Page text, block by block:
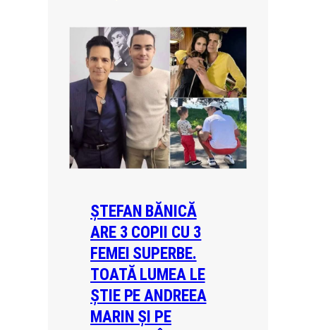
ȘTEFAN BĂNICĂ
ARE 3 COPII CU 3
FEMEI SUPERBE.
TOATĂ LUMEA LE
ȘTIE PE ANDREEA
MARIN ȘI PE